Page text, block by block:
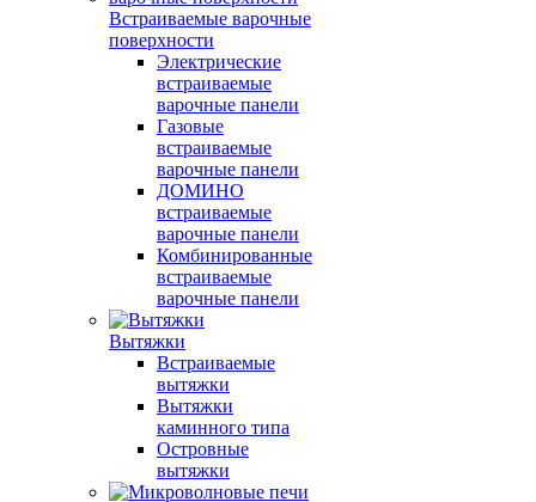
Встраиваемые варочные
поверхности
Электрические
встраиваемые
варочные панели
Газовые
встраиваемые
варочные панели
ДОМИНО
встраиваемые
варочные панели
Комбинированные
встраиваемые
варочные панели
Вытяжки
Встраиваемые
вытяжки
Вытяжки
каминного типа
Островные
вытяжки